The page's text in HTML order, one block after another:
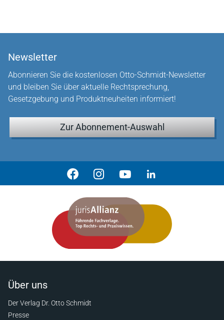
Newsletter
Abonnieren Sie die kostenlosen Otto-Schmidt-Newsletter
und bleiben Sie über aktuelle Rechtsprechung,
Gesetzgebung und Produktneuheiten informiert!
Zur Abonnement-Auswahl
Über uns
Der Verlag Dr. Otto Schmidt
Presse